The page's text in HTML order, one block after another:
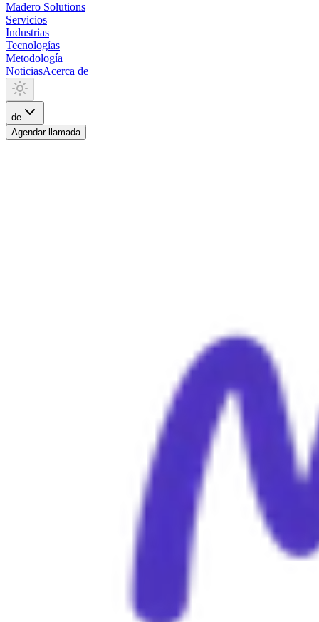
Madero Solutions
Servicios
Industrias
Tecnologías
Metodología
NoticiasAcerca de
de
Agendar llamada